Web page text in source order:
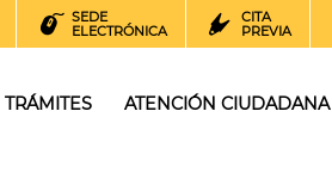
SEDE
ELECTRÓNICA
CITA
PREVIA
TRÁMITES ATENCIÓN CIUDADANA